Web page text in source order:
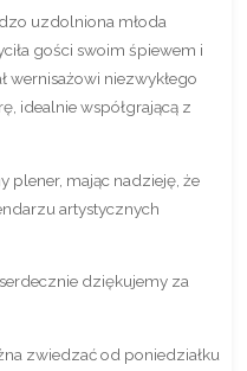
uzdolniona młoda
gości swoim śpiewem i
wernisażowi niezwykłego
idealnie współgrającą z
plener, mając nadzieję, że
artystycznych
dziękujemy za
zwiedzać od poniedziałku